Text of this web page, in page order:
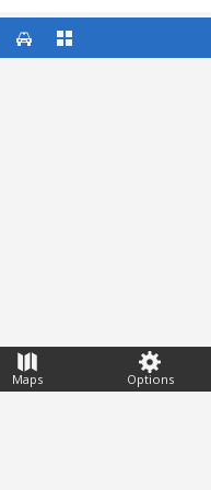
Maps Options
Feedback